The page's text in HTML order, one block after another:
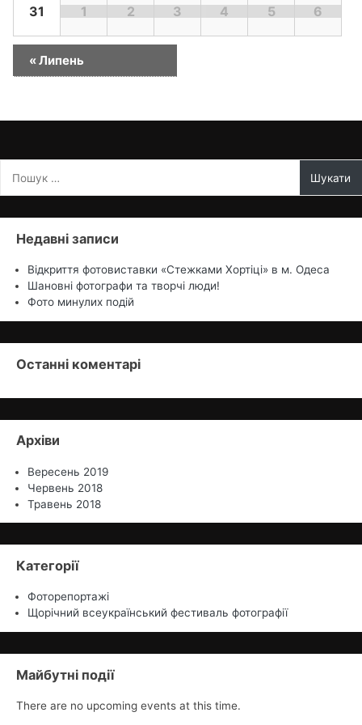
31 1 2 3 4 5 6
«Липень
Недавні записи
Відкриття фотовиставки «Стежками Хортіцi» в м. Одеса
Шановні фотографи та творчі люди!
Фото минулих подій
Останні коментарі
Архіви
Вересень 2019
Червень 2018
Травень 2018
Категорії
Фоторепортажі
Щорічний всеукраїнський фестиваль фотографії
Майбутні події
There are no upcoming events at this time.